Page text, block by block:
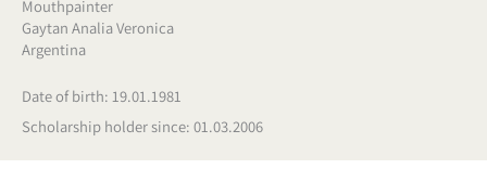
Mouthpainter
Gaytan Analia Veronica
Argentina
Date of birth: 19.01.1981
Scholarship holder since: 01.03.2006